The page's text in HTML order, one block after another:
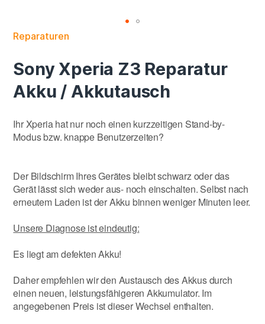
Reparaturen
Sony Xperia Z3 Reparatur
Akku / Akkutausch
Ihr Xperia hat nur noch einen kurzzeitigen Stand-by-
Modus bzw. knappe Benutzerzeiten?
Der Bildschirm Ihres Gerätes bleibt schwarz oder das
Gerät lässt sich weder aus- noch einschalten. Selbst nach
erneutem Laden ist der Akku binnen weniger Minuten leer.
Unsere Diagnose ist eindeutig:
Es liegt am defekten Akku!
Daher empfehlen wir den Austausch des Akkus durch
einen neuen, leistungsfähigeren Akkumulator. Im
angegebenen Preis ist dieser Wechsel enthalten.